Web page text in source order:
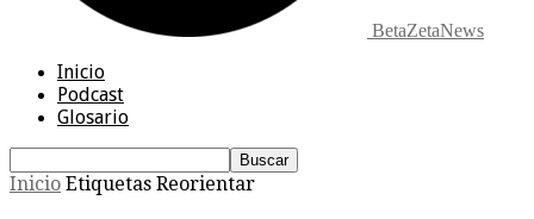
BetaZetaNews
Inicio
Podcast
Glosario
Inicio Etiquetas Reorientar